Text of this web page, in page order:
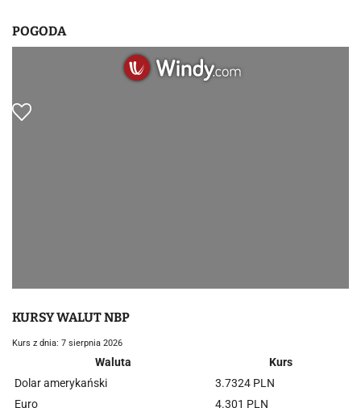
POGODA
KURSY WALUT NBP
Kurs z dnia: 7 sierpnia 2026
Waluta
Kurs
Dolar amerykański
3.7324 PLN
Euro
4.301 PLN